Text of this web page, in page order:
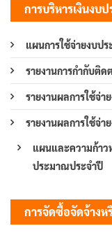
การบริหารเงินงบ
แผนการใช้จ่ายงบป
รายงานการกำกับติ
รายงานผลการใช้จ่
รายงานผลการใช้จ่
แผนและความก้าว
ประมาณประจำปี
การจัดซื้อจัดจ้าง